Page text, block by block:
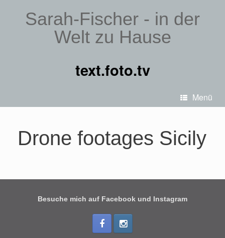
Sarah-Fischer - in der
Welt zu Hause
text.foto.tv
Menü
Drone footages Sicily
Besuche mich auf Facebook und Instagram